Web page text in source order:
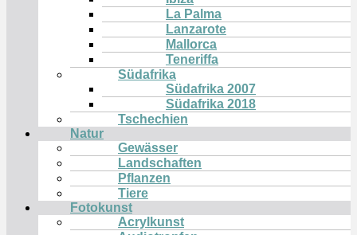
La Palma
Lanzarote
Mallorca
Teneriffa
Südafrika
Südafrika 2007
Südafrika 2018
Tschechien
Natur
Gewässer
Landschaften
Pflanzen
Tiere
Fotokunst
Acrylkunst